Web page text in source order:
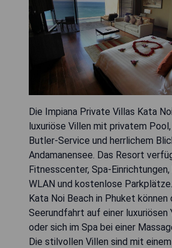
Die Impiana Private Villas Kata
luxuriöse Villen mit privatem
Butler-Service und herrlichem
Andamanensee. Das Resort
Fitnesscenter, Spa-
WLAN und kostenlose
Kata Noi Beach in Phuket können
Seerundfahrt auf einer luxuriösen
oder sich im Spa bei einer
Die stilvollen Villen sind mit